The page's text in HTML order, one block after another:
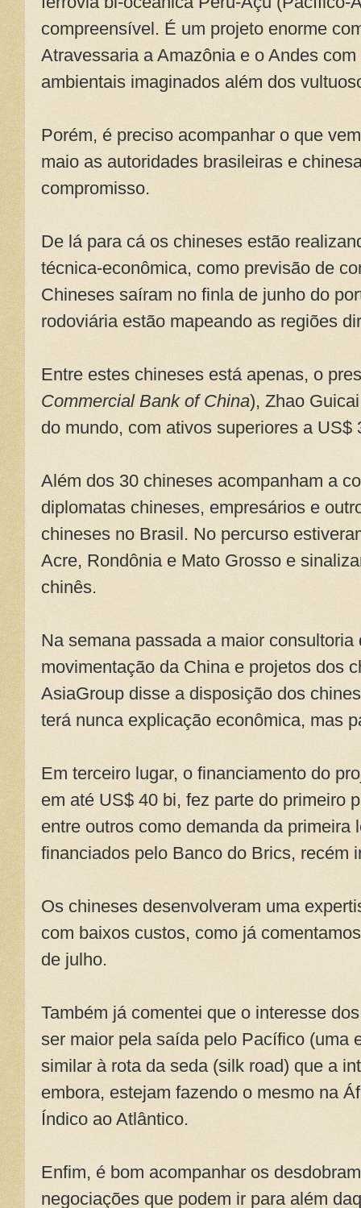
compreensível. É um projeto enorme
Atravessaria a Amazônia e o Andes
ambientais imaginados além dos
Porém, é preciso acompanhar o que
maio as autoridades brasileiras e
compromisso.
De lá para cá os chineses estão
técnica-econômica, como previsão de
Chineses saíram no finla de junho do
rodoviária estão mapeando as regiões
Entre estes chineses está apenas, o
Commercial Bank of China), Zhao
do mundo, com ativos superiores a US$
Além dos 30 chineses acompanham a
diplomatas chineses, empresários e
chineses no Brasil. No percurso
Acre, Rondônia e Mato Grosso e
chinês.
Na semana passada a maior consultoria
movimentação da China e projetos dos
AsiaGroup disse a disposição dos
terá nunca explicação econômica, mas
Em terceiro lugar, o financiamento do
em até US$ 40 bi, fez parte do primeiro
entre outros como demanda da primeira
financiados pelo Banco do Brics, recém
Os chineses desenvolveram uma
com baixos custos, como já
de julho.
Também já comentei que o interesse
ser maior pela saída pelo Pacífico (uma
similar à rota da seda (silk road) que a
embora, estejam fazendo o mesmo na
Índico ao Atlântico.
Enfim, é bom acompanhar os
negociações que podem ir para além